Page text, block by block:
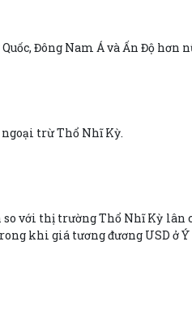
Đông Nam Á và Ấn Độ hơn
ngoại trừ Thổ Nhĩ Kỳ.
so với thị trường Thổ Nhĩ Kỳ lân
khi giá tương đương USD ở